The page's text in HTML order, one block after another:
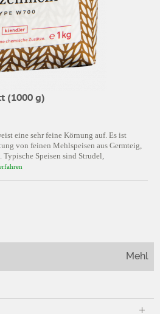
(1000 g)
eine sehr feine Körnung auf. Es ist
von feinen Mehlspeisen aus Germteig,
Speisen sind Strudel,
Mehl